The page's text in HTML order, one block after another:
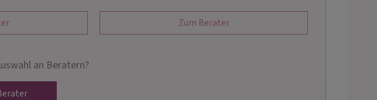
Zum Berater
an Beratern?